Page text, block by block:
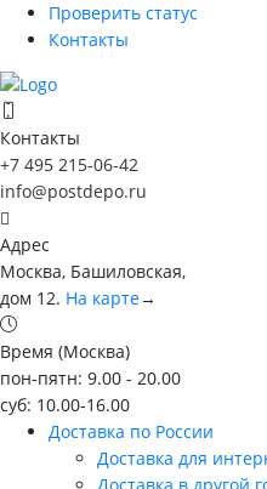
Проверить статус
Контакты
Контакты
+7 495 215-06-42
info@postdepo.ru
Адрес
Москва, Башиловская,
дом 12. На карте→
Время (Москва)
пон-пятн: 9.00 - 20.00
суб: 10.00-16.00
Доставка по России
Доставка для